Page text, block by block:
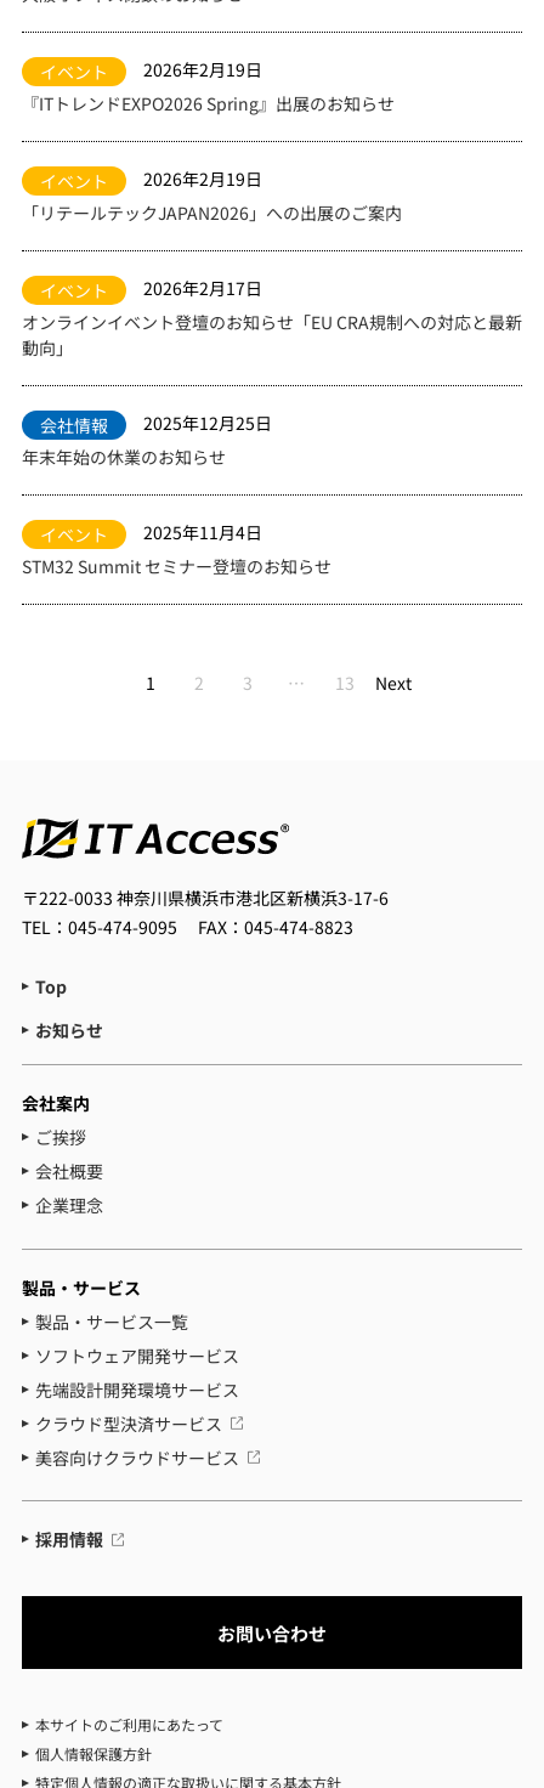
2026年2月19日
イベント
『ITトレンドEXPO2026 Spring』出展のお知らせ
2026年2月19日
イベント
「リテールテックJAPAN2026」への出展のご案内
2026年2月17日
イベント
オンラインイベント登壇のお知らせ「EU CRA規制への対応と最新
動向」
2025年12月25日
会社情報
年末年始の休業のお知らせ
2025年11月4日
イベント
STM32 Summit セミナー登壇のお知らせ
1 2 3 … 13 Next
〒222-0033 神奈川県横浜市港北区新横浜3-17-6
TEL：045-474-9095
FAX：045-474-8823
Top
お知らせ
会社案内
ご挨拶
会社概要
企業理念
製品・サービス
製品・サービス一覧
ソフトウェア開発サービス
先端設計開発環境サービス
クラウド型決済サービス
美容向けクラウドサービス
採用情報
お問い合わせ
本サイトのご利用にあたって
個人情報保護方針
特定個人情報の適正な取扱いに関する基本方針